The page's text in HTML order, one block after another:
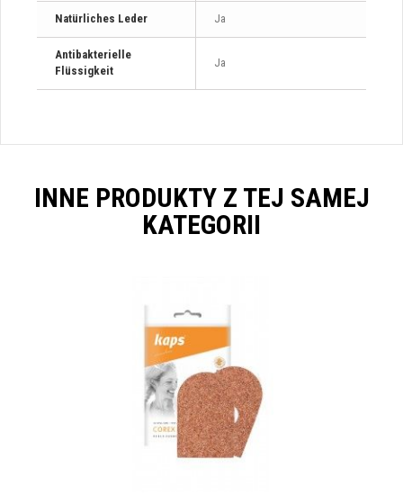
Natürliches Leder Ja
Antibakterielle
Flüssigkeit
Ja
INNE PRODUKTY Z TEJ SAMEJ
KATEGORII